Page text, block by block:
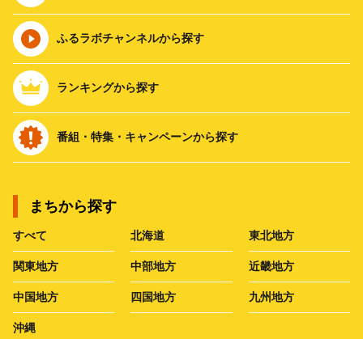
ふるラボチャンネルから探す
ランキングから探す
番組・特集・キャンペーンから探す
まちから探す
すべて 北海道 東北地方
関東地方 中部地方 近畿地方
中国地方 四国地方 九州地方
沖縄